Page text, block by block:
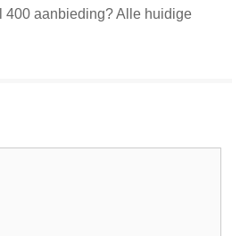
400 aanbieding? Alle huidige